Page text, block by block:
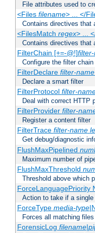
File attributes used to
<Files filename> ... </
Contains directives that
<FilesMatch regex> ...
Contains directives that
FilterChain [+=-@!]
Configure the filter chain
FilterDeclare filter-name
Declare a smart filter
FilterProtocol filter-
Deal with correct HTTP
FilterProvider filter-
Register a content filter
FilterTrace filter-name
Get debug/diagnostic
FlushMaxPipelined
Maximum number of
FlushMaxThreshold
Threshold above which
ForceLanguagePriority
Action to take if a
ForceType media-type
Forces all matching
ForensicLog filename|